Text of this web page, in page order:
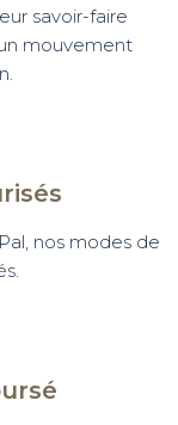
savoir-faire
mouvement
nos modes de